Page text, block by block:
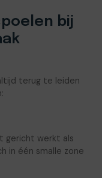
bij
terug te leiden
gericht werkt als
in één smalle zone